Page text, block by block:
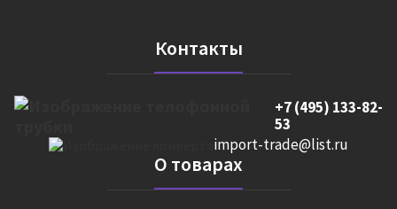
Контакты
+7 (495) 133-82-
53
import-trade@list.ru
О товарах